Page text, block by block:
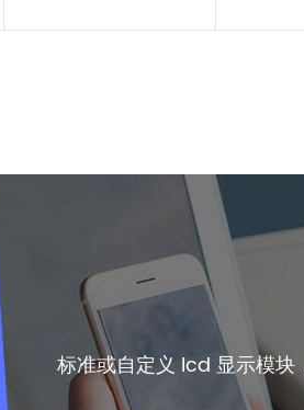
标准或自定义 lcd 显示模块